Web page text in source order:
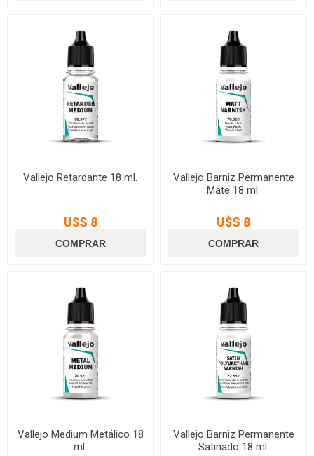
Vallejo Retardante 18 ml.
U$S 8
Vallejo Barniz Permanente
Mate 18 ml.
U$S 8
Vallejo Medium Metálico 18
ml.
Vallejo Barniz Permanente
Satinado 18 ml.